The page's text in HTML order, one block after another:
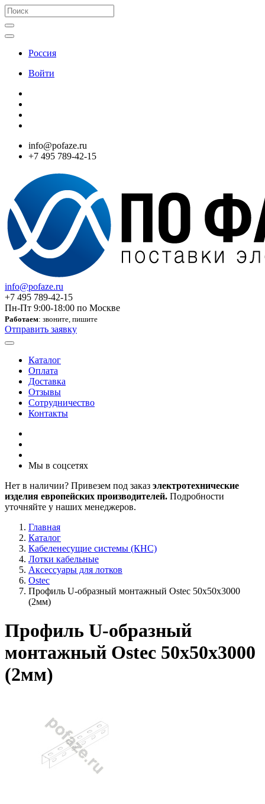
Россия
Войти
info@pofaze.ru
+7 495 789-42-15
info@pofaze.ru
+7 495 789-42-15
Пн-Пт 9:00-18:00 по Москве
Работаем: звоните, пишите
Отправить заявку
Каталог
Оплата
Доставка
Отзывы
Сотрудничество
Контакты
Мы в соцсетях
Нет в наличии? Привезем под заказ электротехнические
изделия европейских производителей. Подробности
уточняйте у наших менеджеров.
Главная
Каталог
Кабеленесущие системы (КНС)
Лотки кабельные
Аксессуары для лотков
Ostec
Профиль U-образный монтажный Ostec 50х50х3000
(2мм)
Профиль U-образный
монтажный Ostec 50х50х3000
(2мм)